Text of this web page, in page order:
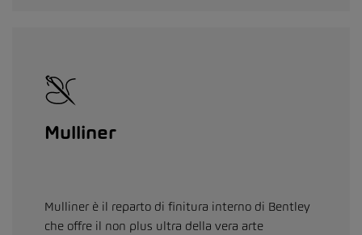
Mulliner
Mulliner è il reparto di finitura interno di Bentley
che offre il non plus ultra della vera arte